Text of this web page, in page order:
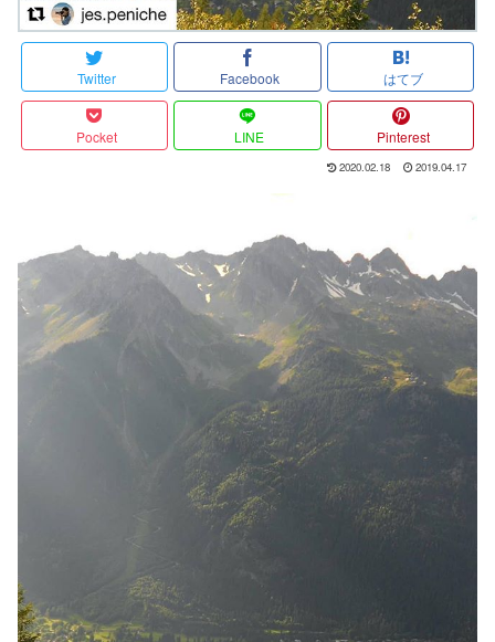
Twitter Facebook はてブ
Pocket LINE Pinterest
2020.02.18 2019.04.17